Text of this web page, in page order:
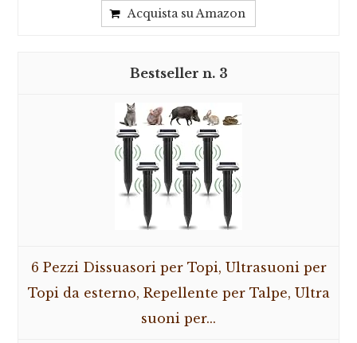
Acquista su Amazon
3
6 Pezzi Dissuasori per Topi, Ultrasuoni per
Topi da esterno, Repellente per Talpe, Ultra
suoni per...